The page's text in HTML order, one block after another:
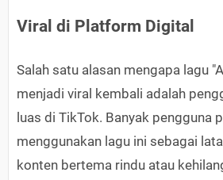
Viral di Platform Digital
Salah satu alasan mengapa lagu
menjadi viral kembali adalah
luas di TikTok. Banyak pengguna
menggunakan lagu ini sebagai
konten bertema rindu atau